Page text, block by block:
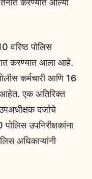
करण्यात आल्या
वरिष्ठ पोलिस
करण्यात आला आहे.
कर्मचारी आणि 16
एक अतिरिक्त
दर्जाचे
उपनिरीक्षकांना
अधिकाऱ्यांनी